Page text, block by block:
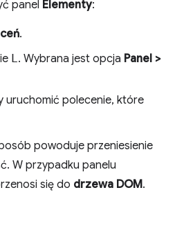
panel Elementy:
.
L. Wybrana jest opcja Panel >
uruchomić polecenie, które
powoduje przeniesienie
W przypadku panelu
się do drzewa DOM.